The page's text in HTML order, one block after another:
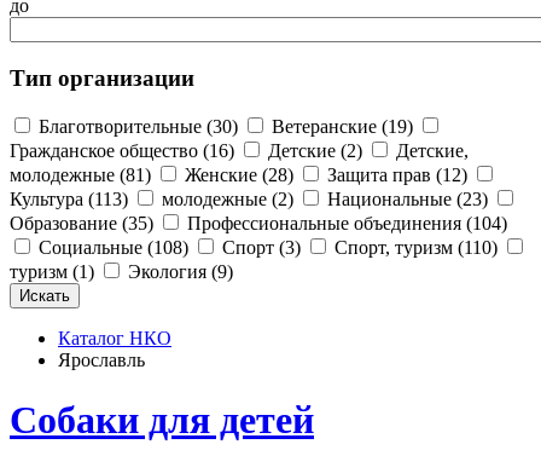
до
Тип организации
Благотворительные (30)
Ветеранские (19)
Гражданское общество (16)
Детские (2)
Детские,
молодежные (81)
Женские (28)
Защита прав (12)
Культура (113)
молодежные (2)
Национальные (23)
Образование (35)
Профессиональные объединения (104)
Социальные (108)
Спорт (3)
Спорт, туризм (110)
туризм (1)
Экология (9)
Каталог НКО
Ярославль
Собаки для детей